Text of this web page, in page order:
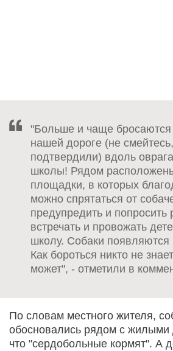
"Больше и чаще
нашей дороге (не
подтвердили) вдоль
школы! Рядом
площадки, в которых
можно спрятаться от
предупредить и попросить
встречать и провожать
школу. Собаки появляются
Как бороться никто не
может", - отметили в
По словам местного жителя,
обосновались рядом с
что "сердобольные кормят". А